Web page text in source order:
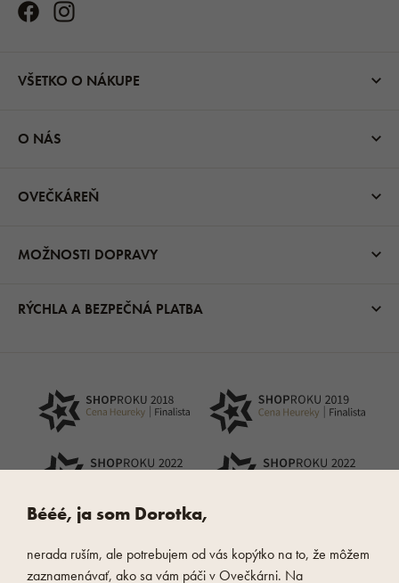
VŠETKO O NÁKUPE
O NÁS
OVEČKÁREŇ
MOŽNOSTI DOPRAVY
RÝCHLA A BEZPEČNÁ PLATBA
Bééé, ja som Dorotka,
nerada ruším, ale potrebujem od vás kopýtko na to, že môžem
zaznamenávať, ako sa vám páči v Ovečkárni. Na